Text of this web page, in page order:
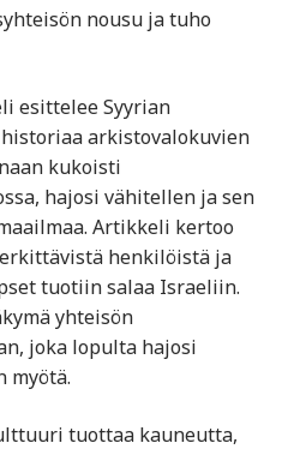
nousu ja tuho
esittelee Syyrian
arkistovalokuvien
kukoisti
hajosi vähitellen ja sen
Artikkeli kertoo
henkilöistä ja
tuotiin salaa Israeliin.
yhteisön
joka lopulta hajosi
myötä.
tuottaa kauneutta,